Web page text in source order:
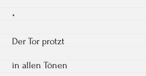
*
Der Tor protzt
in allen Tönen